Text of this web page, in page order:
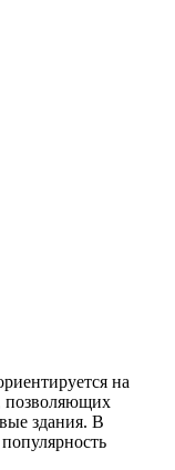
на
позволяющих
здания. В